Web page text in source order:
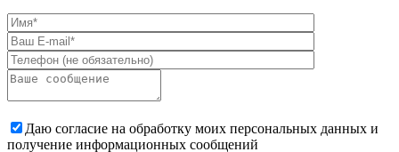
Даю согласие на обработку моих персональных данных и
получение информационных сообщений